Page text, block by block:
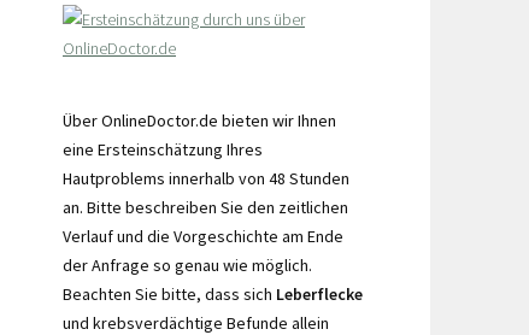
Über OnlineDoctor.de bieten wir Ihnen
eine Ersteinschätzung Ihres
Hautproblems innerhalb von 48 Stunden
an. Bitte beschreiben Sie den zeitlichen
Verlauf und die Vorgeschichte am Ende
der Anfrage so genau wie möglich.
Beachten Sie bitte, dass sich Leberflecke
und krebsverdächtige Befunde allein